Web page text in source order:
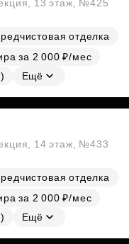
13 этаж, №425
отделка
за 2 000 ₽/мес
Ещё
14 этаж, №433
отделка
за 2 000 ₽/мес
Ещё